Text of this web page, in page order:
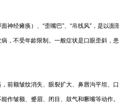
神经瘫痪）、“歪嘴巴”、“吊线风”，是以
，不受年龄限制。一般症状是口眼歪斜，
前额皱纹消失、眼裂扩大、鼻唇沟平坦、
作皱额、蹙眉、闭目、鼓气和噘嘴等动作